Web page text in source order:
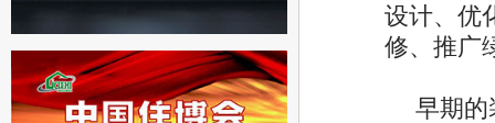
设计、优
修、推广
早期的